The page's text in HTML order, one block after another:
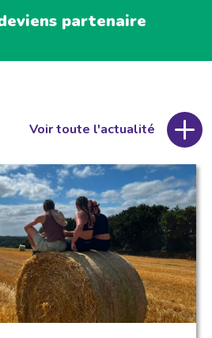
partenaire
Voir toute l'actualité